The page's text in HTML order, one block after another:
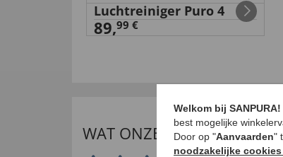
Luchtreiniger Puro 4
89,99 €
WAT ONZE
Welkom bij SANPURA!
best mogelijke
Door op "Aanvaarden"
noodzakelijke